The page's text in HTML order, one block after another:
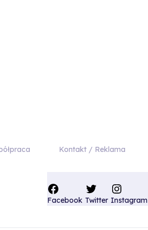
Kontakt / Reklama
Facebook Twitter Instagram